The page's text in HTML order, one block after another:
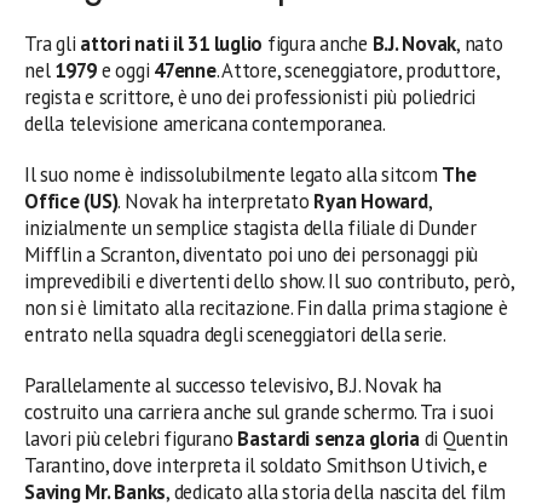
Tra gli attori nati il 31 luglio figura anche B.J. Novak, nato
nel1979e oggi 47enne. Attore, sceneggiatore, produttore,
regista e scrittore, è uno dei professionisti più poliedrici
della televisione americana contemporanea.
Il suo nome è indissolubilmente legato alla sitcom The
Office (US). Novak ha interpretato Ryan Howard,
inizialmente un semplice stagista della filiale di Dunder
Mifflin a Scranton, diventato poi uno dei personaggi più
imprevedibili e divertenti dello show. Il suo contributo, però,
non si è limitato alla recitazione. Fin dalla prima stagione è
entrato nella squadra degli sceneggiatori della serie.
Parallelamente al successo televisivo, B.J. Novak ha
costruito una carriera anche sul grande schermo. Tra i suoi
lavori più celebri figurano Bastardi senza gloriadi Quentin
Tarantino, dove interpreta il soldato Smithson Utivich, e
Saving Mr. Banks, dedicato alla storia della nascita del film